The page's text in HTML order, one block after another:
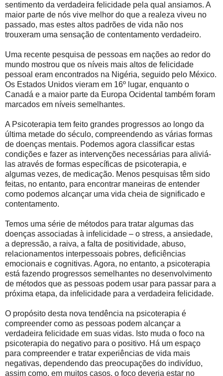
sentimento da verdadeira felicidade pela qual ansiamos. A
maior parte de nós vive melhor do que a realeza viveu no
passado, mas estes altos padrões de vida não nos
trouxeram uma sensação de contentamento verdadeiro.
Uma recente pesquisa de pessoas em nações ao redor do
mundo mostrou que os níveis mais altos de felicidade
pessoal eram encontrados na Nigéria, seguido pelo México.
Os Estados Unidos vieram em 16º lugar, enquanto o
Canadá e a maior parte da Europa Ocidental também foram
marcados em níveis semelhantes.
A Psicoterapia tem feito grandes progressos ao longo da
última metade do século, compreendendo as várias formas
de doenças mentais. Podemos agora classificar estas
condições e fazer as intervenções necessárias para aliviá-
las através de formas específicas de psicoterapia, e
algumas vezes, de medicação. Menos pesquisas têm sido
feitas, no entanto, para encontrar maneiras de entender
como podemos alcançar uma vida cheia de significado e
contentamento.
Temos uma série de métodos para tratar algumas das
doenças associadas à infelicidade – o stress, a ansiedade,
a depressão, a raiva, a falta de positividade, abuso,
relacionamentos interpessoais pobres, deficiências
emocionais e cognitivas. Agora, no entanto, a psicoterapia
está fazendo progressos semelhantes no desenvolvimento
de métodos que as pessoas podem usar para passar para a
próxima etapa, da infelicidade para a verdadeira felicidade.
O propósito desta nova tendência na psicoterapia é
compreender como as pessoas podem alcançar a
verdadeira felicidade em suas vidas. Isto muda o foco na
psicoterapia do negativo para o positivo. Há um espaço
para compreender e tratar experiências de vida mais
negativas, dependendo das preocupações do indivíduo,
assim como, em muitos casos, o foco deveria estar no